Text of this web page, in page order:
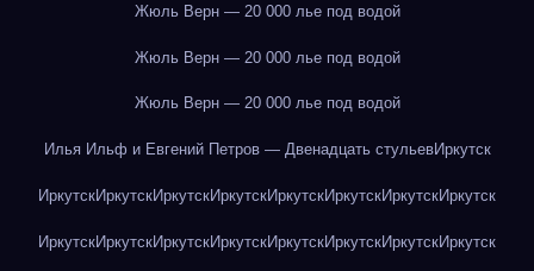
Жюль Верн — 20 000 лье под водой
Жюль Верн — 20 000 лье под водой
Жюль Верн — 20 000 лье под водой
Илья Ильф и Евгений Петров — Двенадцать стульевИркутск
ИркутскИркутскИркутскИркутскИркутскИркутскИркутскИркутск
ИркутскИркутскИркутскИркутскИркутскИркутскИркутскИркутск